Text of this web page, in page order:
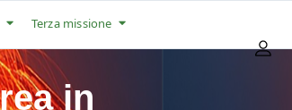
Terza missione
in